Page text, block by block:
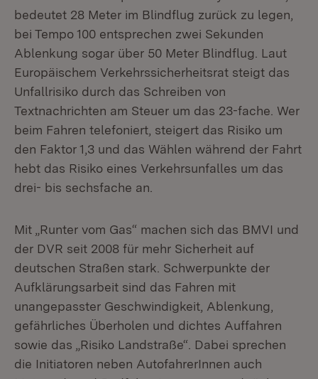
bedeutet 28 Meter im Blindflug zurück zu legen,
bei Tempo 100 entsprechen zwei Sekunden
Ablenkung sogar über 50 Meter Blindflug. Laut
Europäischem Verkehrssicherheitsrat steigt das
Unfallrisiko durch das Schreiben von
Textnachrichten am Steuer um das 23-fache. Wer
beim Fahren telefoniert, steigert das Risiko um
den Faktor 1,3 und das Wählen während der Fahrt
hebt das Risiko eines Verkehrsunfalles um das
drei- bis sechsfache an.
Mit „Runter vom Gas“ machen sich das BMVI und
der DVR seit 2008 für mehr Sicherheit auf
deutschen Straßen stark. Schwerpunkte der
Aufklärungsarbeit sind das Fahren mit
unangepasster Geschwindigkeit, Ablenkung,
gefährliches Überholen und dichtes Auffahren
sowie das „Risiko Landstraße“. Dabei sprechen
die Initiatoren neben AutofahrerInnen auch